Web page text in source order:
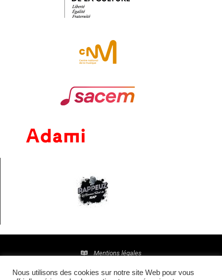
Mentions légales
Politique de confidentialité
Nous utilisons des cookies sur notre site Web pour vous